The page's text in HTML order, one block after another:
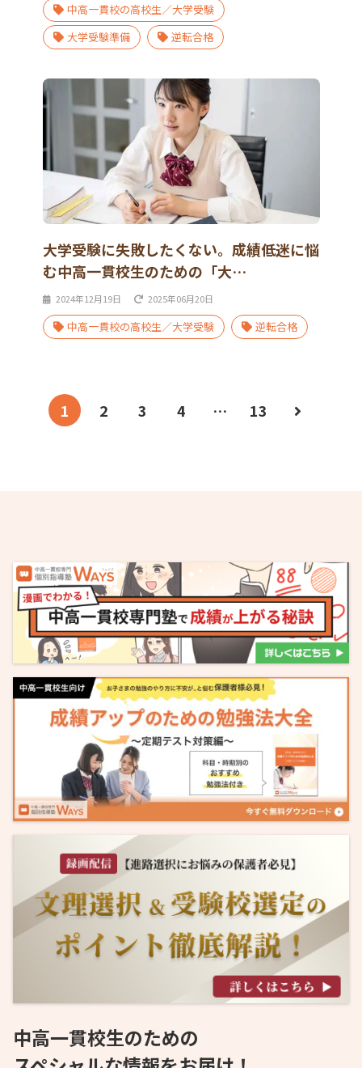
中高一貫校の高校生／大学受験
大学受験準備
逆転合格
大学受験に失敗したくない。成績低迷に悩
む中高一貫校生のための「大…
2024年12月19日 2025年06月20日
中高一貫校の高校生／大学受験 逆転合格
1 2 3 4 … 13
中高一貫校生のための